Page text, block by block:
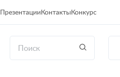
ПрезентацииКонтактыКонкурс